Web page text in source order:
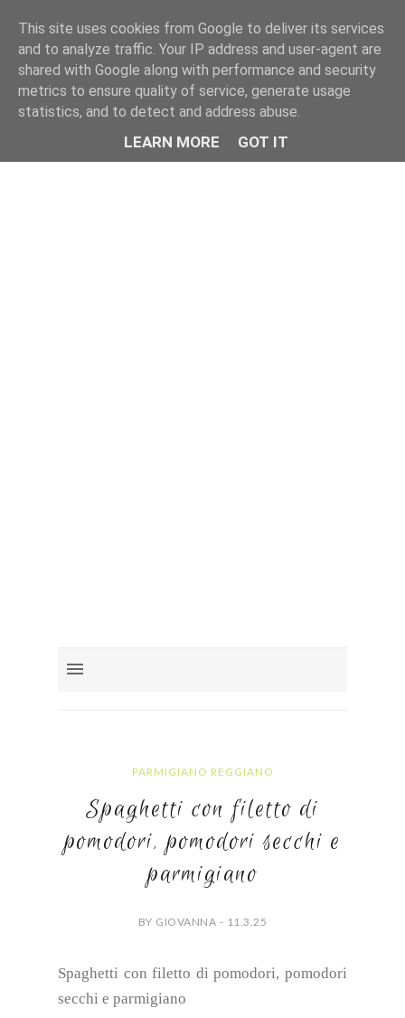
PARMIGIANO REGGIANO
Spaghetti con filetto di
pomodori, pomodori secchi e
parmigiano
BY GIOVANNA - 11.3.25
Spaghetti con filetto di pomodori, pomodori
secchi e parmigiano
This site uses cookies from Google to deliver its services
and to analyze traffic. Your IP address and user-agent are
shared with Google along with performance and security
metrics to ensure quality of service, generate usage
statistics, and to detect and address abuse.
LEARN MORE GOT IT